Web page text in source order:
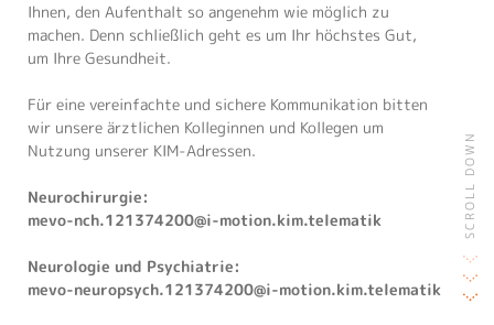
Ihnen, den Aufenthalt so angenehm wie möglich zu
machen. Denn schließlich geht es um Ihr höchstes Gut,
um Ihre Gesundheit.
Für eine vereinfachte und sichere Kommunikation bitten
wir unsere ärztlichen Kolleginnen und Kollegen um
Nutzung unserer KIM-Adressen.
Neurochirurgie:
mevo-nch.121374200@i-motion.kim.telematik
Neurologie und Psychiatrie:
mevo-neuropsych.121374200@i-motion.kim.telematik
SCROLL DOWN